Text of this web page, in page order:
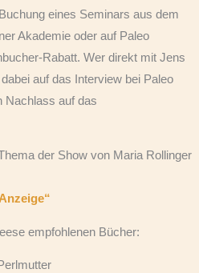
eines Seminars aus dem
Akademie oder auf Paleo
Rabatt. Wer direkt mit Jens
auf das Interview bei Paleo
Nachlass auf das
der Show von Maria Rollinger
empfohlenen Bücher: